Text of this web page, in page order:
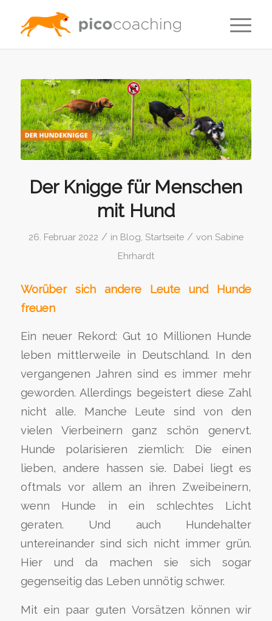
Der Knigge für Menschen
mit Hund
26. Februar 2022 / in Blog Startseite / von Sabine
Ehrhardt
Worüber sich andere Leute und Hunde
freuen
Ein neuer Rekord: Gut 10 Millionen Hunde
leben mittlerweile in Deutschland. In den
vergangenen Jahren sind es immer mehr
geworden. Allerdings begeistert diese Zahl
nicht alle. Manche Leute sind von den
vielen Vierbeinern ganz schön genervt.
Hunde polarisieren ziemlich: Die einen
lieben, andere hassen sie. Dabei liegt es
oftmals vor allem an ihren Zweibeinern,
wenn Hunde in ein schlechtes Licht
geraten. Und auch Hundehalter
untereinander sind sich nicht immer grün.
Hier und da machen sie sich sogar
gegenseitig das Leben unnötig schwer.
Mit ein paar guten Vorsätzen können wir